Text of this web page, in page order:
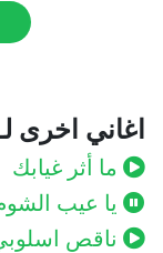
اغاني اخرى
ما أثر غيابك
يا عيب
ناقص